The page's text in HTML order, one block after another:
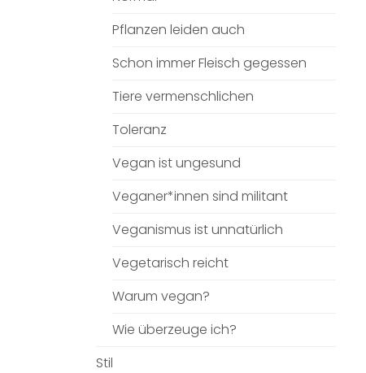
Pflanzen leiden auch
Schon immer Fleisch gegessen
Tiere vermenschlichen
Toleranz
Vegan ist ungesund
Veganer*innen sind militant
Veganismus ist unnatürlich
Vegetarisch reicht
Warum vegan?
Wie überzeuge ich?
Stil